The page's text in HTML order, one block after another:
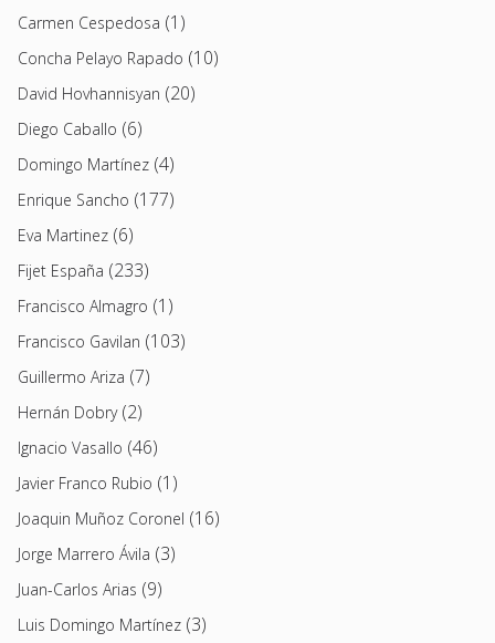
Carmen Cespedosa (1)
Concha Pelayo Rapado (10)
David Hovhannisyan (20)
Diego Caballo (6)
Domingo Martínez (4)
Enrique Sancho (177)
Eva Martinez (6)
Fijet España (233)
Francisco Almagro (1)
Francisco Gavilan (103)
Guillermo Ariza (7)
Hernán Dobry(2)
Ignacio Vasallo (46)
Javier Franco Rubio (1)
Joaquin Muñoz Coronel (16)
Jorge Marrero Ávila (3)
Juan-Carlos Arias (9)
Luis Domingo Martínez (3)